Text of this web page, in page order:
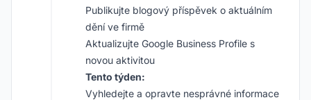
Publikujte blogový příspěvek o aktuálním
dění ve firmě
Aktualizujte Google Business Profile s
novou aktivitou
Tento týden:
Vyhledejte a opravte nesprávné informace